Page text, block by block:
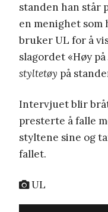
standen han står
en menighet
bruker UL for å
slagordet «Høy
styltetøy på
Intervjuet blir
presterte å falle
styltene sine og
fallet.
UL